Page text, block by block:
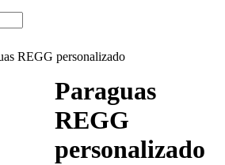
REGG personalizado
Paraguas
REGG
personalizado